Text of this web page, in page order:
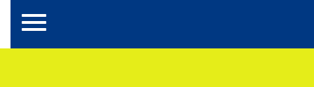
Toggle navigation